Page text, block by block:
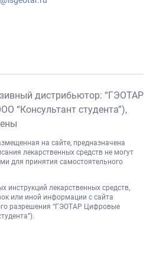
дистрибьютор: “ГЭОТАР
“Консультант студента”),
на сайте, предназначена
лекарственных средств не могут
для принятия самостоятельного
инструкций лекарственных средств,
или иной информации с сайта
разрешения “ГЭОТАР Цифровые